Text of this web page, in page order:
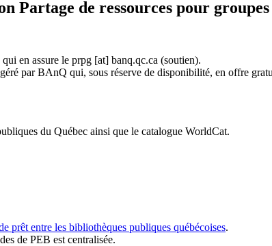
Partage de ressources pour groupes
en assure le prpg [at] banq.qc.ca (soutien).
par BAnQ qui, sous réserve de disponibilité, en offre
du Québec ainsi que le catalogue WorldCat.
prêt entre les bibliothèques publiques québécoises.
de PEB est centralisée.